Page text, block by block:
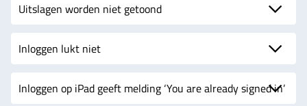
Uitslagen worden niet getoond
Inloggen lukt niet
Inloggen op iPad geeft melding ‘You are already signed in’